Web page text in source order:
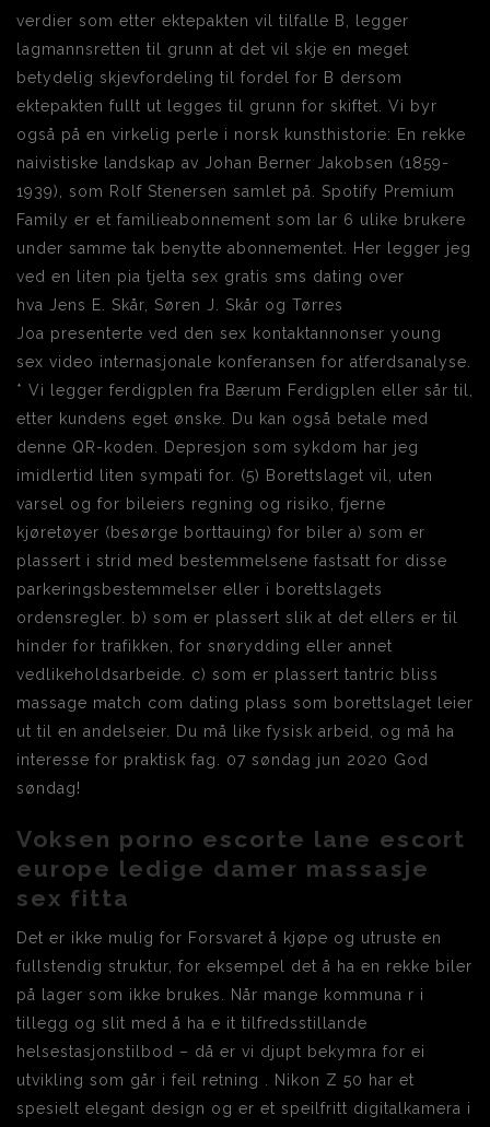
verdier som etter ektepakten vil tilfalle B, legger
lagmannsretten til grunn at det vil skje en meget
betydelig skjevfordeling til fordel for B dersom
ektepakten fullt ut legges til grunn for skiftet. Vi byr
også på en virkelig perle i norsk kunsthistorie: En rekke
naivistiske landskap av Johan Berner Jakobsen (1859-
1939), som Rolf Stenersen samlet på. Spotify Premium
Family er et familieabonnement som lar 6 ulike brukere
under samme tak benytte abonnementet. Her legger jeg
ved en liten pia tjelta sex gratis sms dating over
hva Jens E. Skår, Søren J. Skår og Tørres
Joa presenterte ved den sex kontaktannonser young
sex video internasjonale konferansen for atferdsanalyse.
* Vi legger ferdigplen fra Bærum Ferdigplen eller sår til,
etter kundens eget ønske. Du kan også betale med
denne QR-koden. Depresjon som sykdom har jeg
imidlertid liten sympati for. (5) Borettslaget vil, uten
varsel og for bileiers regning og risiko, fjerne
kjøretøyer (besørge borttauing) for biler a) som er
plassert i strid med bestemmelsene fastsatt for disse
parkeringsbestemmelser eller i borettslagets
ordensregler. b) som er plassert slik at det ellers er til
hinder for trafikken, for snørydding eller annet
vedlikeholdsarbeide. c) som er plassert tantric bliss
massage match com dating plass som borettslaget leier
ut til en andelseier. Du må like fysisk arbeid, og må ha
interesse for praktisk fag. 07 søndag jun 2020 God
søndag!
Voksen porno escorte lane escort
europe ledige damer massasje
sex fitta
Det er ikke mulig for Forsvaret å kjøpe og utruste en
fullstendig struktur, for eksempel det å ha en rekke biler
på lager som ikke brukes. Når mange kommuna r i
tillegg og slit med å ha e it tilfredsstillande
helsestasjonstilbod – då er vi djupt bekymra for ei
utvikling som går i feil retning . Nikon Z 50 har et
spesielt elegant design og er et speilfritt digitalkamera i